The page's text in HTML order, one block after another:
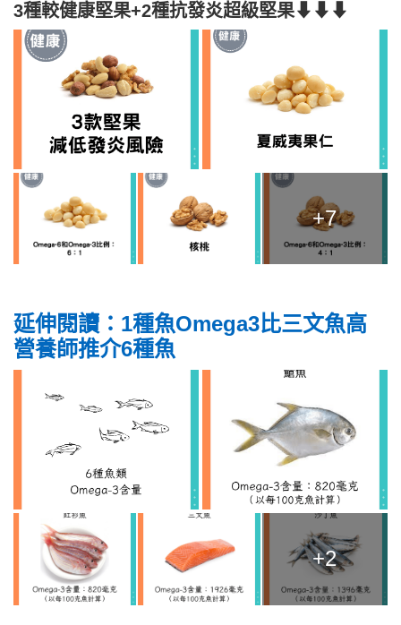
3種較健康堅果+2種抗發炎超級堅果⬇⬇⬇
+7
延伸閱讀：1種魚Omega3比三文魚高
營養師推介6種魚
+2